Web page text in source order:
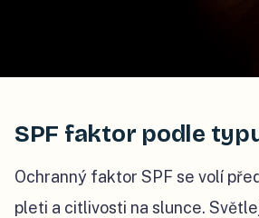
SPF faktor podle
Ochranný faktor SPF se volí
pleti a citlivosti na slunce.